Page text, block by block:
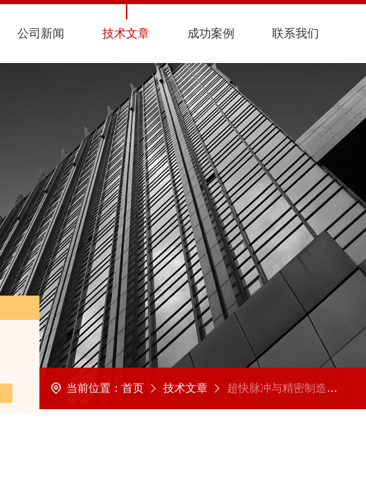
公司新闻 技术文章 成功案例 联系我们
当前位置： 首页 技术文章 超快脉冲与精密制造的交汇：飞秒激光加工技术详解